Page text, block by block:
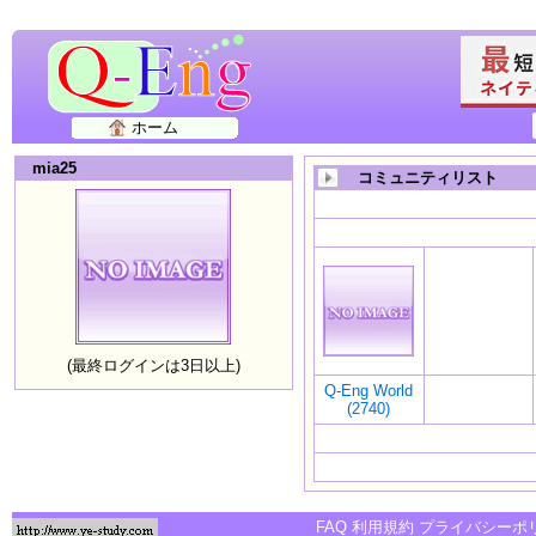
ホーム
mia25
(最終ログインは3日以上)
コミュニティリスト
Q-Eng World
(2740)
FAQ 利用規約 プライバシーポ